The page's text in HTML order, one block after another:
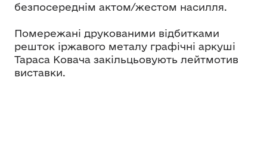
безпосереднім актом/жестом насилля.
Помережані друкованими відбитками
решток іржавого металу графічні аркуші
Тараса Ковача закільцьовують лейтмотив
виставки.